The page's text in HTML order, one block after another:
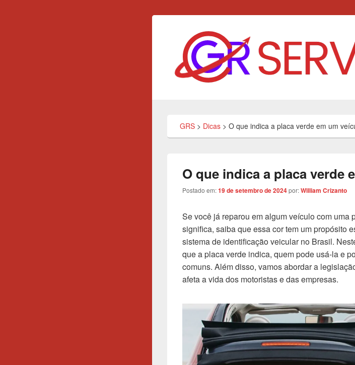
GRS > Dicas > O que indica a placa verde em um
O que indica a placa verde
Postado em:19 de setembro de 2024por:William Crizanto
Se você já reparou em algum veículo com uma
significa, saiba que essa cor tem um propósito
sistema de identificação veicular no Brasil.
que a placa verde indica, quem pode usá-la e
comuns. Além disso, vamos abordar a
afeta a vida dos motoristas e das empresas.